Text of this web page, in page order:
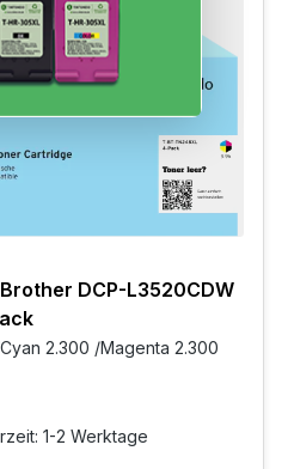
DCP-L3520CDW
2.300 /Magenta 2.300
1-2 Werktage